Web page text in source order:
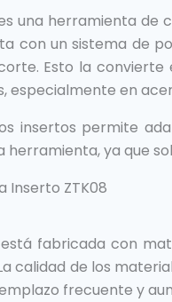
una herramienta de
con un sistema de
Esto la
especialmente en
insertos permite
ya que
Inserto ZTK08
está fabricada con
calidad de los
frecuente y